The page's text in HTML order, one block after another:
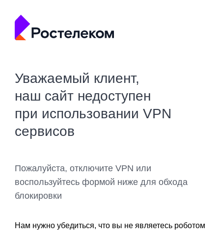
Уважаемый клиент,
наш сайт недоступен
при использовании VPN
сервисов
Пожалуйста, отключите VPN или
воспользуйтесь формой ниже для обхода
блокировки
Нам нужно убедиться, что вы не являетесь роботом